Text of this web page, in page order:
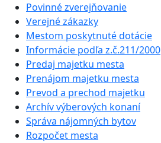
Povinné zverejňovanie
Verejné zákazky
Mestom poskytnuté dotácie
Informácie podľa z.č.211/2000
Predaj majetku mesta
Prenájom majetku mesta
Prevod a prechod majetku
Archív výberových konaní
Správa nájomných bytov
Rozpočet mesta